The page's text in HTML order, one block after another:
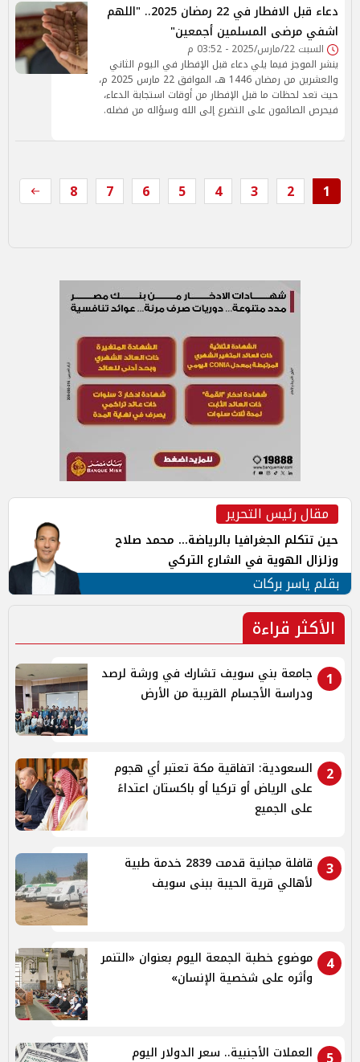
دعاء قبل الافطار في 22 رمضان 2025.. "اللهم
اشفي مرضى المسلمين أجمعين"
السبت 22/مارس/2025 - 03:52 م
ينشر الموجز فيما يلي دعاء قبل الإفطار في اليوم الثاني
والعشرين من رمضان 1446 هـ، الموافق 22 مارس 2025 م،
حيث تعد لحظات ما قبل الإفطار من أوقات استجابة الدعاء،
فيحرص الصائمون على التضرع إلى الله وسؤاله من فضله.
1
2
3
4
5
6
7
8
مقال رئيس التحرير
حين تتكلم الجغرافيا بالرياضة... محمد صلاح
وزلزال الهوية في الشارع التركي
بقلم ياسر بركات
الأكثر قراءة
1
جامعة بني سويف تشارك في ورشة لرصد
ودراسة الأجسام القريبة من الأرض
2
السعودية: اتفاقية مكة تعتبر أي هجوم
على الرياض أو تركيا أو باكستان اعتداءً
على الجميع
3
قافلة مجانية قدمت 2839 خدمة طبية
لأهالي قرية الحيبة ببنى سويف
4
موضوع خطبة الجمعة اليوم بعنوان «التنمر
وأثره على شخصية الإنسان»
العملات الأجنبية.. سعر الدولار اليوم